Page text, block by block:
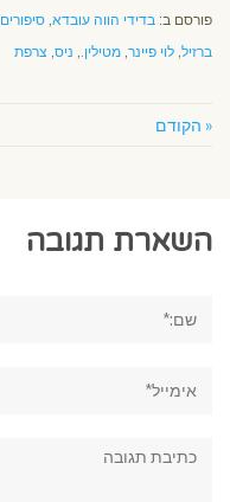
פורסם ב: בדידי הווה עובדא, סיפורים
ברזיל, לוי פיינר, מטילין., ניס, צרפת
« הקודם
השארת תגובה